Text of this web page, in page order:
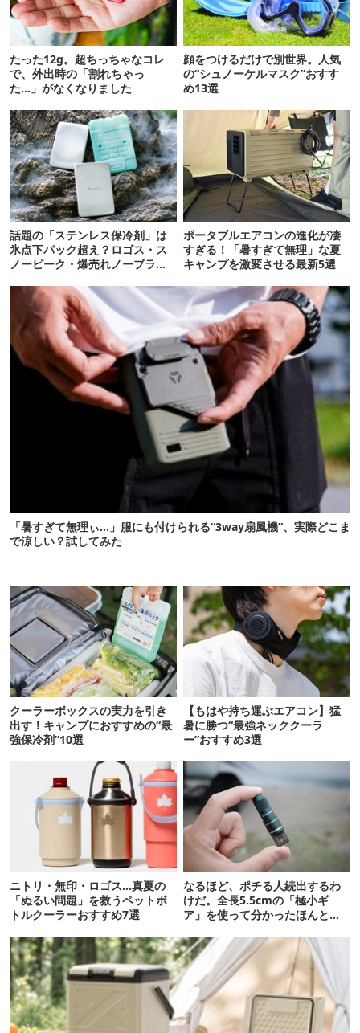
たった12g。超ちっちゃなコレ
で、外出時の「割れちゃっ
た…」がなくなりました
顔をつけるだけで別世界。人気
の“シュノーケルマスク”おすす
め13選
話題の「ステンレス保冷剤」は
氷点下パック超え？ロゴス・ス
ノーピーク・爆売れノーブラン
ポータブルエアコンの進化が凄
すぎる！「暑すぎて無理」な夏
キャンプを激変させる最新5選
「暑すぎて無理ぃ…」服にも付けられる“3way扇風機”、実際どこま
で涼しい？試してみた
クーラーボックスの実力を引き
出す！キャンプにおすすめの“最
強保冷剤”10選
【もはや持ち運ぶエアコン】猛
暑に勝つ“最強ネッククーラ
ー”おすすめ3選
ニトリ・無印・ロゴス…真夏の
「ぬるい問題」を救うペットボ
トルクーラーおすすめ7選
なるほど、ポチる人続出するわ
けだ。全長5.5cmの「極小ギ
ア」を使って分かったほんとの